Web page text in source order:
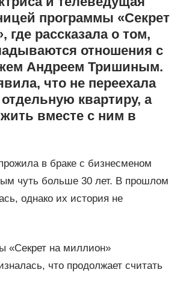
программы «Секрет
где рассказала о том,
отношения с
Андреем Тришиным.
что не переехала
отдельную квартиру, а
вместе с ним в
в браке с бизнесменом
чуть больше 30 лет. В прошлом
однако их история не
«Секрет на миллион»
что продолжает считать